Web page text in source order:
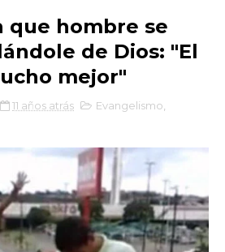
que hombre se
de Dios: "El
mejor"
11 años atrás Evangelismo